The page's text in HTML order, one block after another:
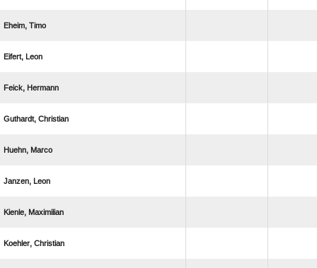
 
 
 
 
 
 
 
 